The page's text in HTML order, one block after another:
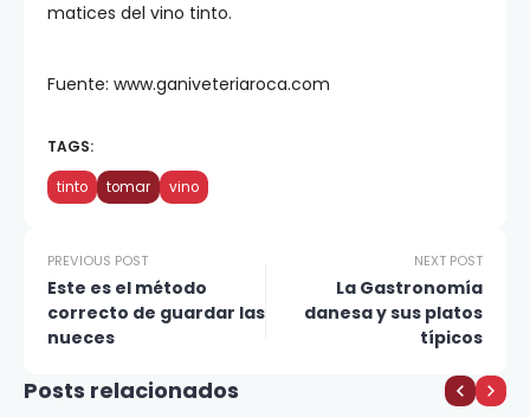
matices del vino tinto.
Fuente: www.ganiveteriaroca.com
TAGS:
tinto tomar vino
PREVIOUS POST
Este es el método
correcto de guardar las
nueces
NEXT POST
La Gastronomía
danesa y sus platos
típicos
Posts relacionados